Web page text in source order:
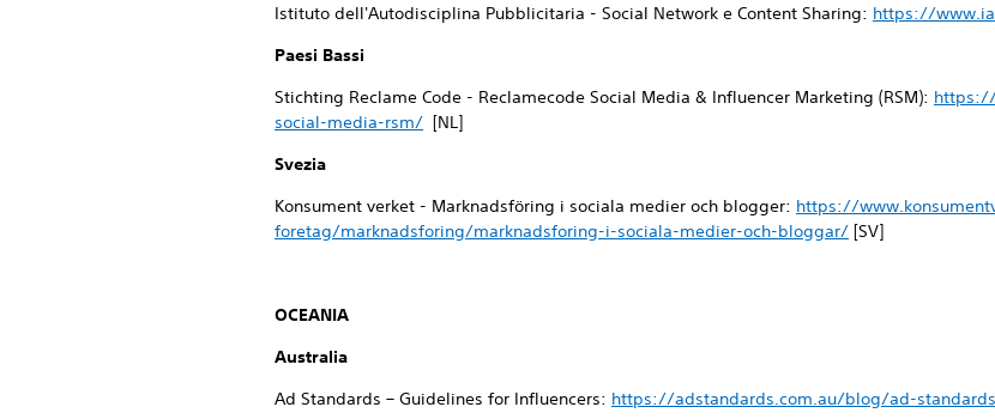
Istituto dell'Autodisciplina Pubblicitaria - Social Network e Content Sharing: https://
Paesi Bassi
Stichting Reclame Code - Reclamecode Social Media & Influencer Marketing (RSM):
social-media-rsm/ [NL]
Svezia
Konsument verket - Marknadsföring i sociala medier och blogger: https://
foretag/marknadsforing/marknadsforing-i-sociala-medier-och-bloggar/ [SV]
OCEANIA
Australia
Ad Standards – Guidelines for Influencers: https://adstandards.com.au/blog/ad-